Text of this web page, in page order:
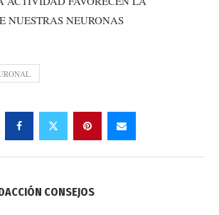
NUESTRAS NEURONAS
CONSEJOS